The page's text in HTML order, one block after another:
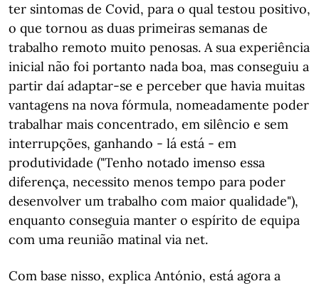
ter sintomas de Covid, para o qual testou positivo,
o que tornou as duas primeiras semanas de
trabalho remoto muito penosas. A sua experiência
inicial não foi portanto nada boa, mas conseguiu a
partir daí adaptar-se e perceber que havia muitas
vantagens na nova fórmula, nomeadamente poder
trabalhar mais concentrado, em silêncio e sem
interrupções, ganhando - lá está - em
produtividade ("Tenho notado imenso essa
diferença, necessito menos tempo para poder
desenvolver um trabalho com maior qualidade"),
enquanto conseguia manter o espírito de equipa
com uma reunião matinal via net.
Com base nisso, explica António, está agora a